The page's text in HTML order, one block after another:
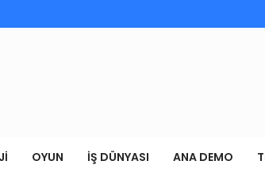
OYUN İŞ DÜNYASI ANA DEMO